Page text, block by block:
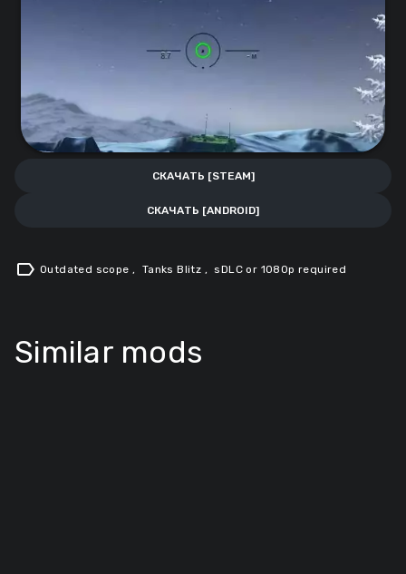
СКАЧАТЬ [STEAM]
СКАЧАТЬ [ANDROID]
label Outdated scope, Tanks Blitz , sDLC or 1080p required
Similar mods